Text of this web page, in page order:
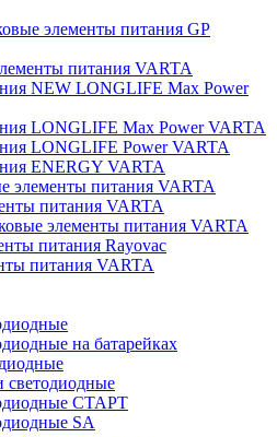
элементы питания GP
питания VARTA
NEW LONGLIFE Max Power
LONGLIFE Max Power VARTA
LONGLIFE Power VARTA
ENERGY VARTA
элементы питания VARTA
питания VARTA
элементы питания VARTA
питания Rayovac
питания VARTA
на батарейках
CТАРТ
SA